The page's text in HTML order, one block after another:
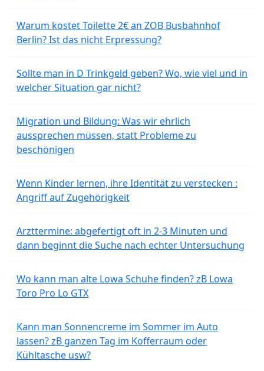
Warum kostet Toilette 2€ an ZOB Busbahnhof
Berlin? Ist das nicht Erpressung?
Sollte man in D Trinkgeld geben? Wo, wie viel und in
welcher Situation gar nicht?
Migration und Bildung: Was wir ehrlich
aussprechen müssen, statt Probleme zu
beschönigen
Wenn Kinder lernen, ihre Identität zu verstecken :
Angriff auf Zugehörigkeit
Arzttermine: abgefertigt oft in 2-3 Minuten und
dann beginnt die Suche nach echter Untersuchung
Wo kann man alte Lowa Schuhe finden? zB Lowa
Toro Pro Lo GTX
Kann man Sonnencreme im Sommer im Auto
lassen? zB ganzen Tag im Kofferraum oder
Kühltasche usw?